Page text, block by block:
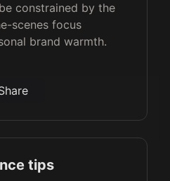
constrained by the
scenes focus
brand warmth.
tips